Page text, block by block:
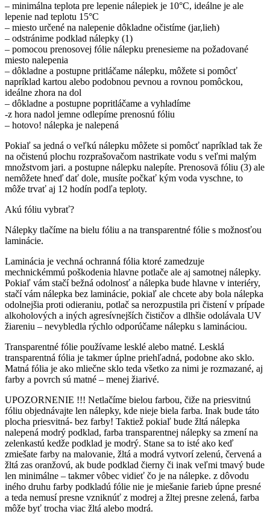
– minimálna teplota pre lepenie nálepiek je 10°C, ideálne je ale
lepenie nad teplotu 15°C
– miesto určené na nalepenie dôkladne očistíme (jar,lieh)
– odstránime podklad nálepky (1)
– pomocou prenosovej fólie nálepku prenesieme na požadované
miesto nalepenia
– dôkladne a postupne pritláčame nálepku, môžete si pomôcť
napríklad kartou alebo podobnou pevnou a rovnou pomôckou,
ideálne zhora na dol
– dôkladne a postupne popritláčame a vyhladíme
-z hora nadol jemne odlepíme prenosnú fóliu
– hotovo! nálepka je nalepená
Pokiaľ sa jedná o veľkú nálepku môžete si pomôcť napríklad tak že
na očistenú plochu rozprašovačom nastrikate vodu s veľmi malým
množstvom jari. a postupne nálepku nalepíte. Prenosovä fóliu (3) ale
nemôžete hneď dať dole, musíte počkať kým voda vyschne, to
môže trvať aj 12 hodín podľa teploty.
Akú fóliu vybrať?
Nálepky tlačíme na bielu fóliu a na transparentné fólie s možnosťou
laminácie.
Laminácia je vechná ochranná fólia ktoré zamedzuje
mechnickémmú poškodenia hlavne potlače ale aj samotnej nálepky.
Pokiaľ vám stačí bežná odolnosť a nálepka bude hlavne v interiéry,
stačí vám nálepka bez laminácie, pokiaľ ale chcete aby bola nálepka
odolnejšia proti odieraniu, potlač sa nerozpustila pri čistení v prípade
alkoholových a iných agresívnejších čističov a dlhšie odolávala UV
žiareniu – nevybledla rýchlo odporúčame nálepku s lamináciou.
Transparentné fólie používame lesklé alebo matné. Lesklá
transparentná fólia je takmer úplne priehľadná, podobne ako sklo.
Matná fólia je ako mliečne sklo teda všetko za nimi je rozmazané, aj
farby a povrch sú matné – menej žiarivé.
UPOZORNENIE !!! Netlačíme bielou farbou, čiže na priesvitnú
fóliu objednávajte len nálepky, kde nieje biela farba. Inak bude táto
plocha priesvitná- bez farby! Taktiež pokiaľ bude žltá nálepka
nalepená modrý podklad, farba transparentnej nálepky sa zmení na
zelenkastú kedže podklad je modrý. Stane sa to isté ako keď
zmiešate farby na malovanie, žltá a modrá vytvorí zelenú, červená a
žltá zas oranžovú, ak bude podklad čierny či inak veľmi tmavý bude
len minimálne – takmer vôbec vidieť čo je na nálepke. z dôvodu
iného druhu farby podkladú fólie nie je miešanie farieb úpne presné
a teda nemusí presne vzniknúť z modrej a žltej presne zelená, farba
môže byť trocha viac žltá alebo modrá.